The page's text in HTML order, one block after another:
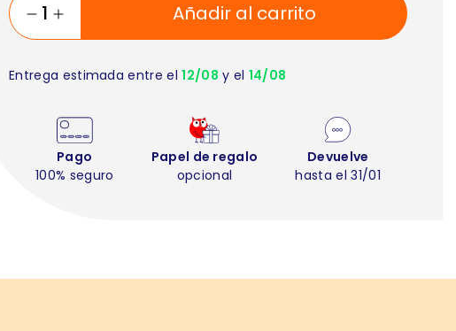
Añadir al carrito
Entrega estimada entre el12/08 y el 14/08
Pago
100% seguro
Papel de regalo
opcional
Devuelve
hasta el 31/01